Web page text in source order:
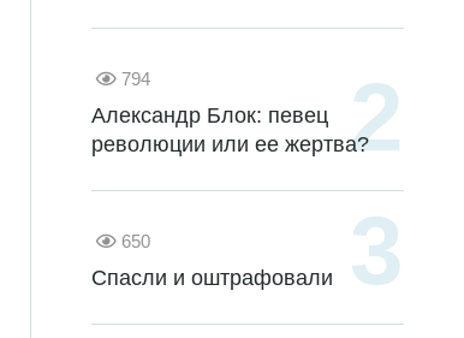
794
Александр Блок: певец
революции или ее жертва?
650
Спасли и оштрафовали